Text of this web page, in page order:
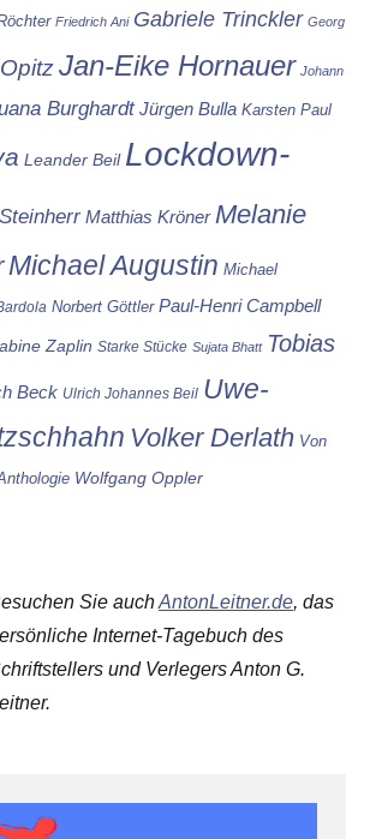
Friedrich Ani Gabriele Trinckler Georg
Jan-Eike Hornauer Johann
Burghardt Jürgen Bulla Karsten Paul
Leander Beil Lockdown-
Matthias Kröner Melanie
Michael Augustin Michael
Norbert Göttler Paul-Henri Campbell
Zaplin Starke Stücke Sujata Bhatt Tobias
Beck Ulrich Johannes Beil Uwe-
Volker Derlath Von
Wolfgang Oppler
Sie auchAntonLeitner.de, das
Internet-Tagebuch des
und Verlegers Anton G.